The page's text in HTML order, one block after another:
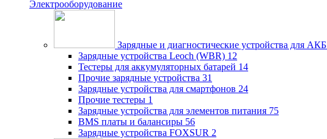
Электрооборудование
Зарядные и диагностические устройства для АКБ
Зарядные устройства Leoch (WBR) 12
Тестеры для аккумуляторных батарей 14
Прочие зарядные устройства 31
Зарядные устройства для смартфонов 24
Прочие тестеры 1
Зарядные устройства для элементов питания 75
BMS платы и балансиры 56
Зарядные устройства FOXSUR 2